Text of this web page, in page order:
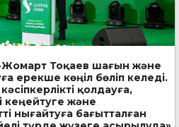
Жомарт Тоқаев шағын және
ерекше көңіл бөліп келеді.
қолдауға,
кеңейтуге және
нығайтуға бағытталған